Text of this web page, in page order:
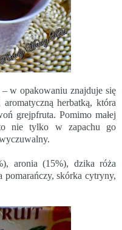
w opakowaniu znajduje się
herbatką, która
grejpfruta. Pomimo małej
nie tylko w zapachu go
aronia (15%), dzika róża
skórka cytryny,